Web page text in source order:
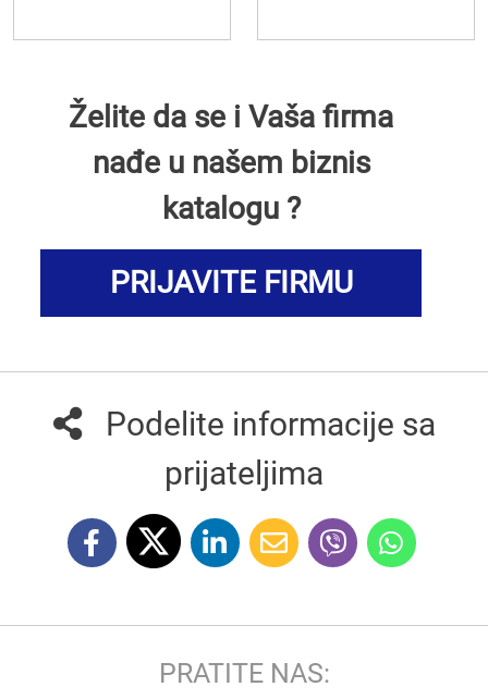
Želite da se i Vaša firma
nađe u našem biznis
katalogu ?
PRIJAVITE FIRMU
Podelite informacije sa
prijateljima
PRATITE NAS: